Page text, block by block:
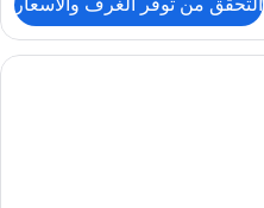
ألحفة محشوة بالريش وخزنة داخل